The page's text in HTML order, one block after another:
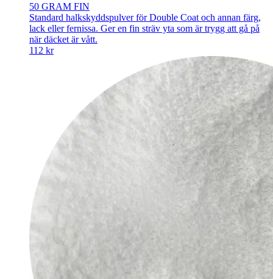
50 GRAM FIN
Standard halkskyddspulver för Double Coat och annan färg,
lack eller fernissa. Ger en fin sträv yta som är trygg att gå på
när däcket är vått.
112 kr